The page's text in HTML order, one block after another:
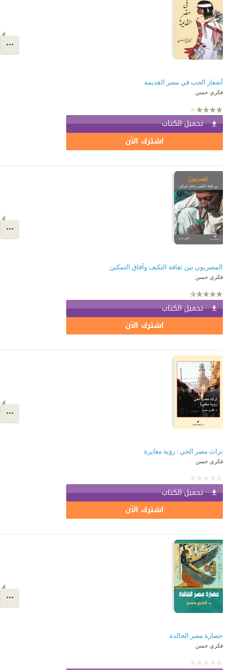
أشعار الحب في مصر القديمة
فكري حسن
تحميل الكتاب
اشترك الآن
المصريون بين ثقافة التكيف وآفاق التمكين
فكري حسن
تحميل الكتاب
اشترك الآن
تراث مصر الحي : رؤية مغايرة
فكري حسن
تحميل الكتاب
اشترك الآن
حضارة مصر الخالدة
فكري حسن